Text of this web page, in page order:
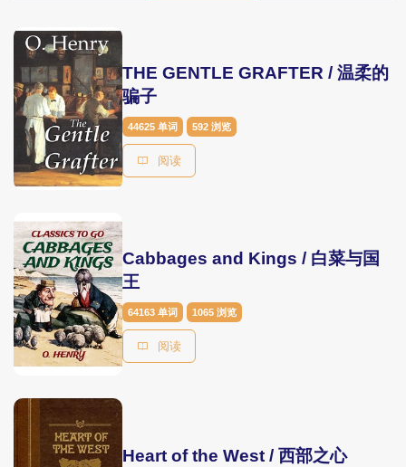
THE GENTLE GRAFTER / 温柔的
骗子
44625 单词 592 浏览
阅读
Cabbages and Kings / 白菜与国
王
64163 单词 1065 浏览
阅读
Heart of the West / 西部之心